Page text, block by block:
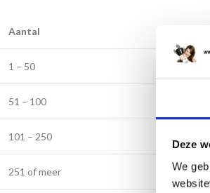
Deze
We
Aantal
1 – 50
51 – 100
101 – 250
251 of meer